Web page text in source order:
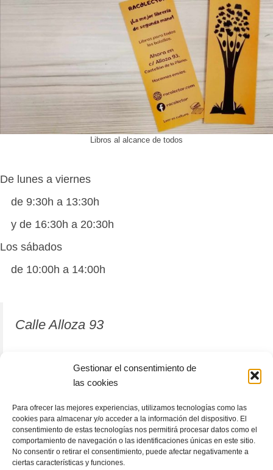
Gestionar el consentimiento de
las cookies
Para ofrecer las mejores experiencias, utilizamos tecnologías como las
cookies para almacenar y/o acceder a la información del dispositivo. El
consentimiento de estas tecnologías nos permitirá procesar datos como el
comportamiento de navegación o las identificaciones únicas en este sitio.
No consentir o retirar el consentimiento, puede afectar negativamente a
ciertas características y funciones.
Libros al alcance de todos
De lunes a viernes
de 9:30h a 13:30h
y de 16:30h a 20:30h
Los sábados
de 10:00h a 14:00h
Calle Alloza 93
12001 Castellón de la Plana
964 81 37 63